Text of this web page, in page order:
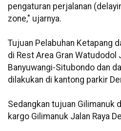
pengaturan perjalanan
zone," ujarnya.
Tujuan Pelabuhan Ketapang
di Rest Area Gran Watudodol
Banyuwangi-Situbondo dan
dilakukan di kantong parkir
Sedangkan tujuan Gilimanuk
kargo Gilimanuk Jalan Raya